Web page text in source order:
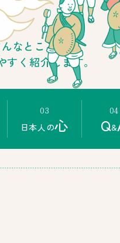
なところ？
く紹介します。
03
日本人の心
04
Q&